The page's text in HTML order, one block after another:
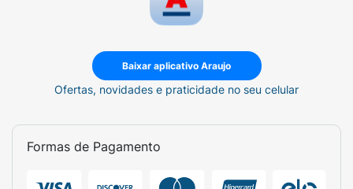
Baixar aplicativo Araujo
Ofertas, novidades e praticidade no seu celular
Formas de Pagamento